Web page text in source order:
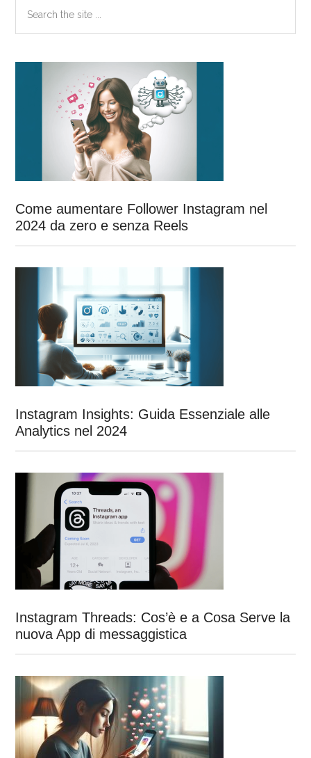
primaria
the
Come aumentare Follower Instagram nel
2024 da zero e senza Reels
Instagram Insights: Guida Essenziale alle
Analytics nel 2024
Instagram Threads: Cos’è e a Cosa Serve la
nuova App di messaggistica